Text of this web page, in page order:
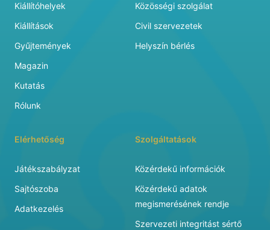
Kiállítóhelyek
Kiállítások
Gyűjtemények
Magazin
Kutatás
Rólunk
Közösségi szolgálat
Civil szervezetek
Helyszín bérlés
Elérhetőség
Játékszabályzat
Sajtószoba
Adatkezelés
Szolgáltatások
Közérdekű információk
Közérdekű adatok
megismerésének rendje
Szervezeti integritást sértő